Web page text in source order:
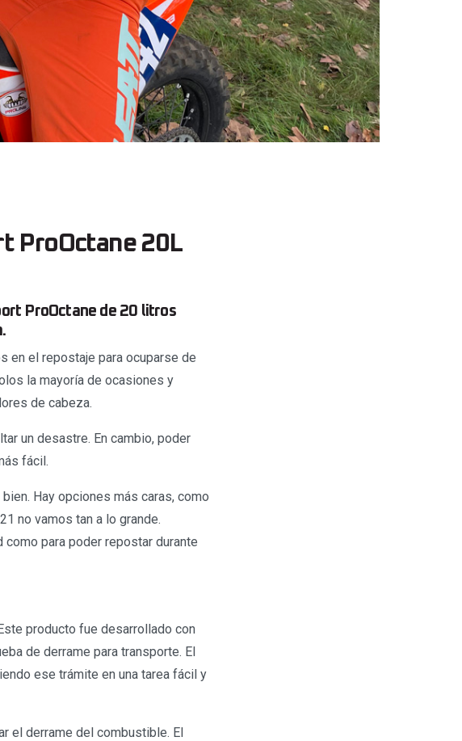
ProOctane 20L
ProOctane de 20 litros
en el repostaje para ocuparse de
la mayoría de ocasiones y
de cabeza.
un desastre. En cambio, poder
fácil.
Hay opciones más caras, como
no vamos tan a lo grande.
para poder repostar durante
producto fue desarrollado con
de derrame para transporte. El
ese trámite en una tarea fácil y
el derrame del combustible. El